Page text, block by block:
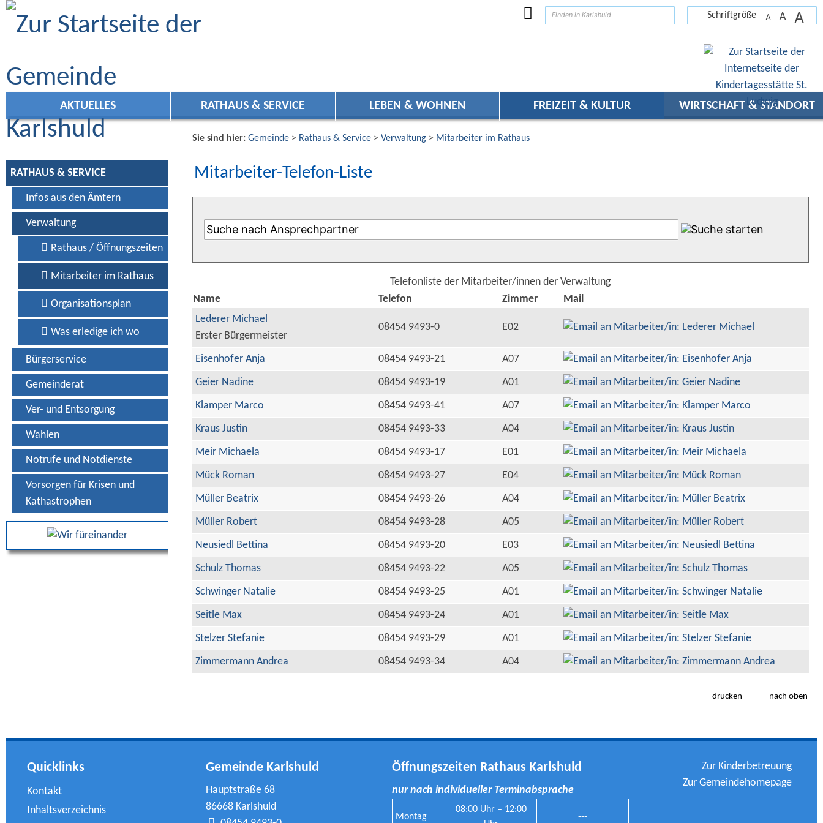
Zum Inhalt
Schriftgröße A A A
AKTUELLES RATHAUS & SERVICE LEBEN & WOHNEN FREIZEIT & KULTUR WIRTSCHAFT & STANDORT
RATHAUS & SERVICE
Infos aus den Ämtern
Verwaltung
Rathaus / Öffnungszeiten
Mitarbeiter im Rathaus
Organisationsplan
Was erledige ich wo
Bürgerservice
Gemeinderat
Ver- und Entsorgung
Wahlen
Notrufe und Notdienste
Vorsorgen für Krisen und
Kathastrophen
Sie sind hier: Gemeinde> Rathaus & Service> Verwaltung> Mitarbeiter im Rathaus
Mitarbeiter-Telefon-Liste
Telefonliste der Mitarbeiter/innen der Verwaltung
Name
Telefon Zimmer
Mail
Lederer Michael
Erster Bürgermeister
08454 9493-0 E02
Eisenhofer Anja 08454 9493-21
A07
Geier Nadine
08454 9493-19
A01
Klamper Marco
08454 9493-41
A07
Kraus Justin
08454 9493-33
A04
Meir Michaela
08454 9493-17
E01
Mück Roman
08454 9493-27
E04
Müller Beatrix
08454 9493-26
A04
Müller Robert
08454 9493-28
A05
Neusiedl Bettina
08454 9493-20
E03
Schulz Thomas
08454 9493-22
A05
Schwinger Natalie
08454 9493-25
A01
Seitle Max
08454 9493-24
A01
Stelzer Stefanie
08454 9493-29
A01
Zimmermann Andrea
08454 9493-34 A04
drucken nach oben
Quicklinks
Kontakt
Inhaltsverzeichnis
Gemeinde Karlshuld
Hauptstraße 68
86668 Karlshuld
Öffnungszeiten Rathaus Karlshuld
nur nach individueller Terminabsprache
Montag
08:00 Uhr – 12:00
---
Zur Kinderbetreuung
Zur Gemeindehomepage